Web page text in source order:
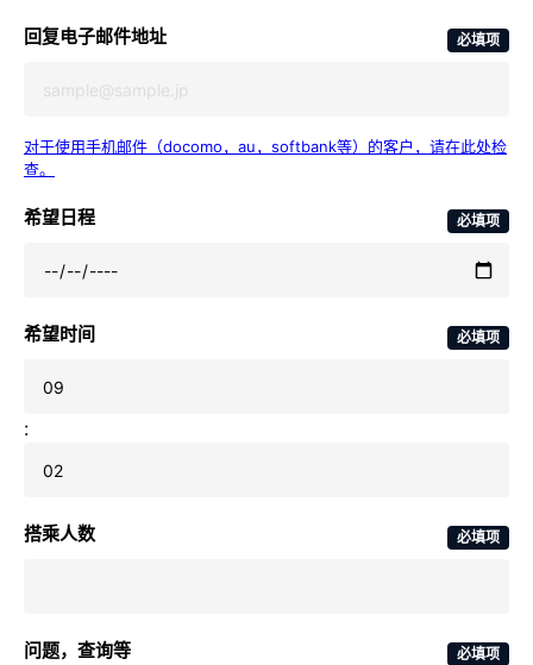
回复电子邮件地址 必填项
对于使用手机邮件（docomo，au，softbank等）的客户，请在此处检
查。
希望日程 必填项
希望时间 必填项
:
搭乘人数 必填项
问题，查询等 必填项